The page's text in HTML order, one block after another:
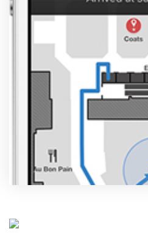
EC運用支援
継続的に結果を出し続けるECサイトへ
内製化支援
補助金活用支援